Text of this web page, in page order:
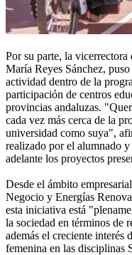
Por su parte, la
María Reyes Sánchez,
actividad dentro de la
participación de centros
provincias andaluzas.
cada vez más cerca de la
universidad como suya",
realizado por el alumnado y
adelante los proyectos
Desde el ámbito
Negocio y Energías
esta iniciativa está
la sociedad en términos de
además el creciente interés
femenina en las disciplinas